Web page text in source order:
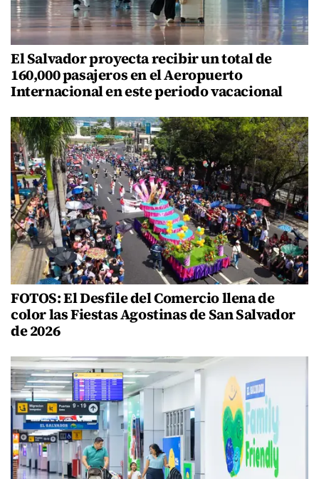
El Salvador proyecta recibir un total de
160,000 pasajeros en el Aeropuerto
Internacional en este periodo vacacional
FOTOS: El Desfile del Comercio llena de
color las Fiestas Agostinas de San Salvador
de 2026